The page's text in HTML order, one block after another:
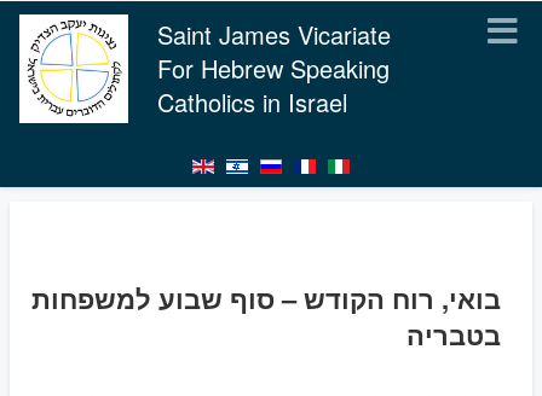
Saint James Vicariate
For Hebrew Speaking
Catholics in Israel
בואי, רוח הקודש – סוף שבוע למשפחות
בטבריה